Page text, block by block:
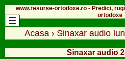
www.resurse-ortodoxe.ro - Predici,
ortodoxe
Acasa › Sinaxar audio
Sinaxar audio